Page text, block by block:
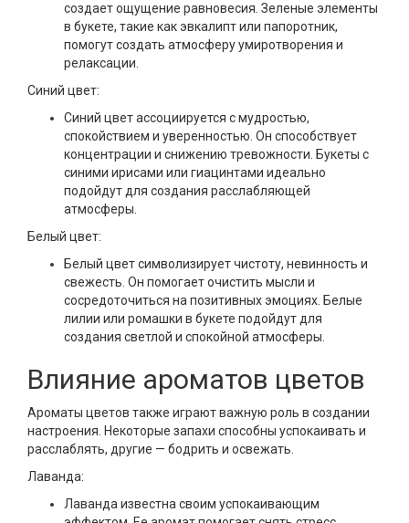
создает ощущение равновесия. Зеленые элементы
в букете, такие как эвкалипт или папоротник,
помогут создать атмосферу умиротворения и
релаксации.
Синий цвет:
Синий цвет ассоциируется с мудростью,
спокойствием и уверенностью. Он способствует
концентрации и снижению тревожности. Букеты с
синими ирисами или гиацинтами идеально
подойдут для создания расслабляющей
атмосферы.
Белый цвет:
Белый цвет символизирует чистоту, невинность и
свежесть. Он помогает очистить мысли и
сосредоточиться на позитивных эмоциях. Белые
лилии или ромашки в букете подойдут для
создания светлой и спокойной атмосферы.
Влияние ароматов цветов
Ароматы цветов также играют важную роль в создании
настроения. Некоторые запахи способны успокаивать и
расслаблять, другие — бодрить и освежать.
Лаванда:
Лаванда известна своим успокаивающим